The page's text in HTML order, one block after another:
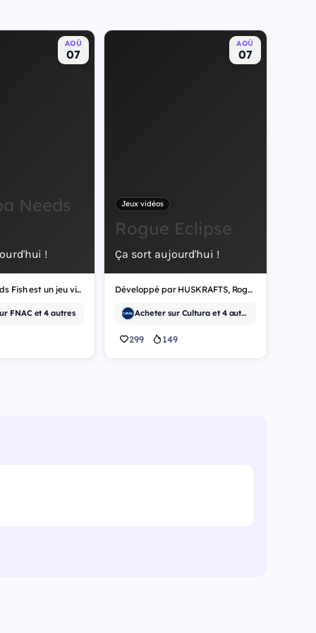
AOÛ
07
Needs
!
Grandpa Needs Fish est un jeu vidéo de simulation.
FNAC et 4 autres
AOÛ
07
Jeux vidéos
Rogue Eclipse
Ça sort aujourd'hui !
Développé par HUSKRAFTS, Rogue Eclipse est un jeu vidéo d'indépendant.
Acheter sur Cultura et 4 autres
299 149